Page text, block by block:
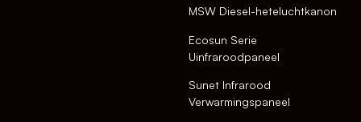
MSW Diesel-heteluchtkanon
Ecosun Serie
Uinfraroodpaneel
Sunet Infrarood
Verwarmingspaneel